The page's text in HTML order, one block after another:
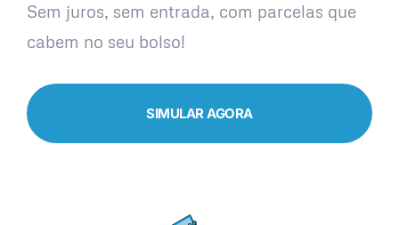
Sem juros, sem entrada, com parcelas que
cabem no seu bolso!
SIMULAR AGORA